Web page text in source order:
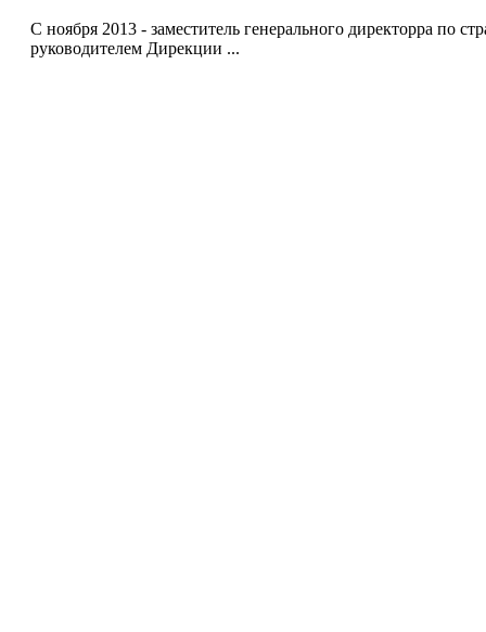
С ноября 2013 - заместитель генерального директорра по
руководителем Дирекции ...